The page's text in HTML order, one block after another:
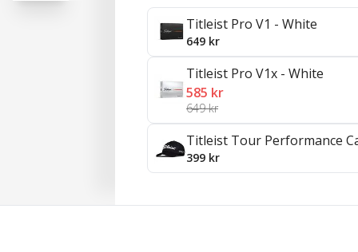
Titleist Pro V1 - White
649 kr
Titleist Pro V1x - White
585 kr
649 kr
Titleist Tour Performance
399 kr